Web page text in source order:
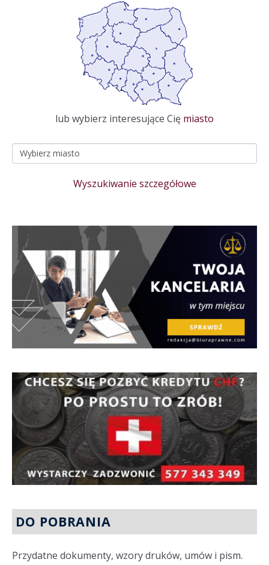
lub wybierz interesujące Cię miasto
Wyszukiwanie szczegółowe
DO POBRANIA
Przydatne dokumenty, wzory druków, umów i pism.